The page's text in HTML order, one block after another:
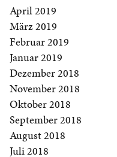
April 2019
März 2019
Februar 2019
Januar 2019
Dezember 2018
November 2018
Oktober 2018
September 2018
August 2018
Juli 2018